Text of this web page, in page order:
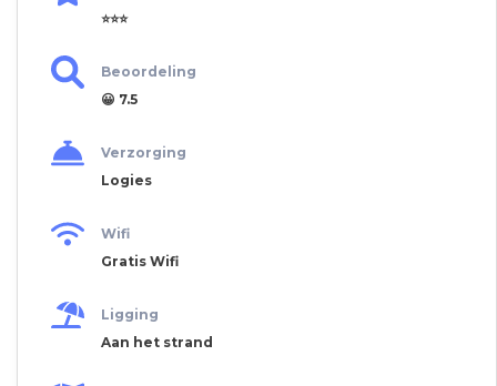
⭐⭐⭐
Beoordeling
😀 7.5
Verzorging
Logies
Wifi
Gratis Wifi
Ligging
Aan het strand